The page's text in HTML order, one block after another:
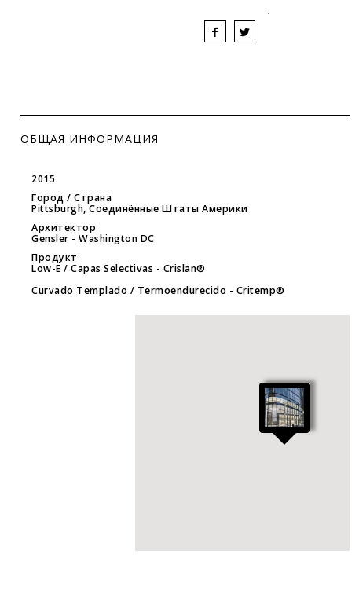
ОБЩАЯ ИНФОРМАЦИЯ
2015
Город / Страна
Pittsburgh, Соединённые Штаты Америки
Архитектор
Gensler - Washington DC
Продукт
Low-E / Capas Selectivas - Crislan®
Curvado Templado / Termoendurecido - Critemp®